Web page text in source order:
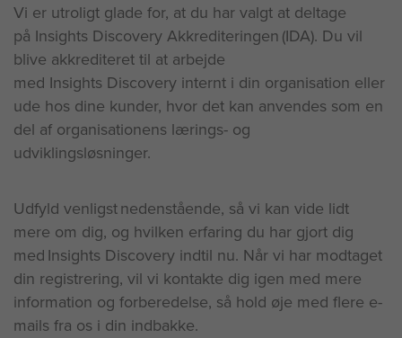
Vi er utroligt glade for, at du har valgt at deltage
på Insights Discovery Akkrediteringen(IDA). Du vil
blive akkrediteret til at arbejde
med Insights Discovery internt i din organisation eller
ude hos dine kunder, hvor det kan anvendes som en
del af organisationens lærings- og
udviklingsløsninger.
Udfyld venligstnedenstående, så vi kan vide lidt
mere om dig, og hvilken erfaring du har gjort dig
medInsights Discovery indtil nu. Når vi har modtaget
din registrering, vil vi kontakte dig igen med mere
information og forberedelse, så hold øje med flere e-
mails fra os i din indbakke.